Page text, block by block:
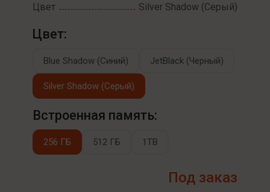
Цвет
Silver Shadow (Серый)
Цвет:
Blue Shadow (Синий) JetBlack (Черный)
Silver Shadow (Серый)
Встроенная память:
256 ГБ 512 ГБ 1TB
Под заказ